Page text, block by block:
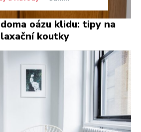
oázu klidu: tipy na
koutky